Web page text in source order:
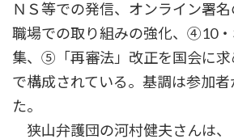
ＮＳ等での発信、オンライン署
職場での取り組みの強化、④10
集、⑤「再審法」改正を国会に求
で構成されている。基調は参加
た。
狭山弁護団の河村健夫さんは